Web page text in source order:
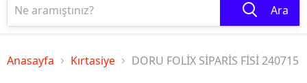
Ara
Anasayfa Kırtasiye DORU FOLİX SİPARİS FİSİ 240715